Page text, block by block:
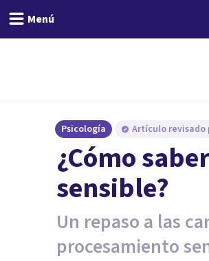
Menú
Psicología Artículo revisado
¿Cómo
sensible?
Un repaso a las
procesamiento